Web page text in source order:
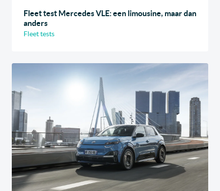
Fleet test Mercedes VLE: een limousine, maar dan
anders
Fleet tests